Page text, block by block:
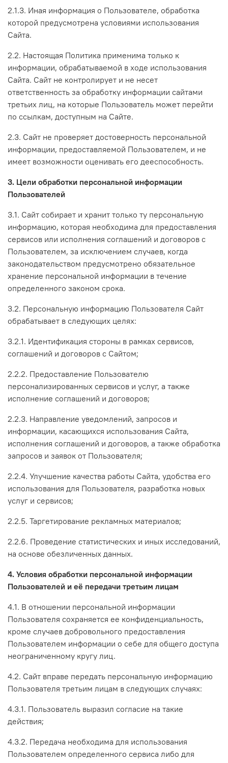
2.1.3. Иная информация о Пользователе, обработка
которой предусмотрена условиями использования
Сайта.
2.2. Настоящая Политика применима только к
информации, обрабатываемой в ходе использования
Сайта. Сайт не контролирует и не несет
ответственность за обработку информации сайтами
третьих лиц, на которые Пользователь может перейти
по ссылкам, доступным на Сайте.
2.3. Сайт не проверяет достоверность персональной
информации, предоставляемой Пользователем, и не
имеет возможности оценивать его дееспособность.
3. Цели обработки персональной информации
Пользователей
3.1. Сайт собирает и хранит только ту персональную
информацию, которая необходима для предоставления
сервисов или исполнения соглашений и договоров с
Пользователем, за исключением случаев, когда
законодательством предусмотрено обязательное
хранение персональной информации в течение
определенного законом срока.
3.2. Персональную информацию Пользователя Сайт
обрабатывает в следующих целях:
3.2.1. Идентификация стороны в рамках сервисов,
соглашений и договоров с Сайтом;
2.2.2. Предоставление Пользователю
персонализированных сервисов и услуг, а также
исполнение соглашений и договоров;
2.2.3. Направление уведомлений, запросов и
информации, касающихся использования Сайта,
исполнения соглашений и договоров, а также обработка
запросов и заявок от Пользователя;
2.2.4. Улучшение качества работы Сайта, удобства его
использования для Пользователя, разработка новых
услуг и сервисов;
2.2.5. Таргетирование рекламных материалов;
2.2.6. Проведение статистических и иных исследований,
на основе обезличенных данных.
4. Условия обработки персональной информации
Пользователей и её передачи третьим лицам
4.1. В отношении персональной информации
Пользователя сохраняется ее конфиденциальность,
кроме случаев добровольного предоставления
Пользователем информации о себе для общего доступа
неограниченному кругу лиц.
4.2. Сайт вправе передать персональную информацию
Пользователя третьим лицам в следующих случаях:
4.3.1. Пользователь выразил согласие на такие
действия;
4.3.2. Передача необходима для использования
Пользователем определенного сервиса либо для